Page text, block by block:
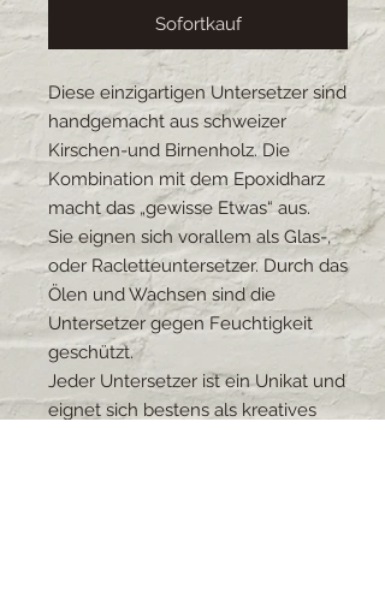
Sofortkauf
Diese einzigartigen Untersetzer sind
handgemacht aus schweizer
Kirschen-und Birnenholz. Die
Kombination mit dem Epoxidharz
macht das „gewisse Etwas“ aus.
Sie eignen sich vorallem als Glas-,
oder Racletteuntersetzer. Durch das
Ölen und Wachsen sind die
Untersetzer gegen Feuchtigkeit
geschützt.
Jeder Untersetzer ist ein Unikat und
eignet sich bestens als kreatives